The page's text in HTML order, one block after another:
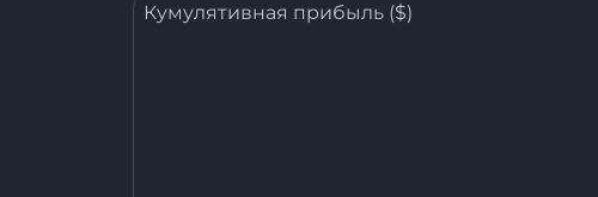
Кумулятивная прибыль ($)